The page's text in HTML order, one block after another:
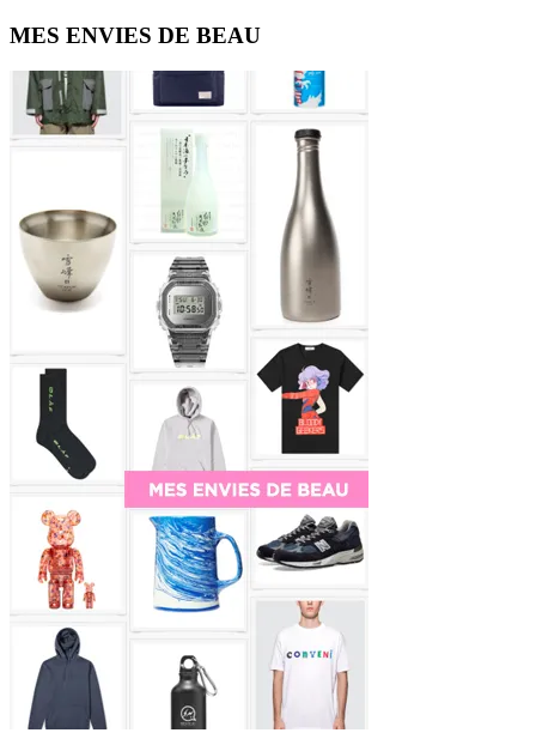
Primary
Sidebar
MES ENVIES DE BEAU